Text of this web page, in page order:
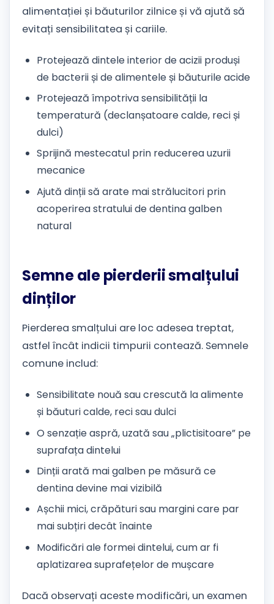
alimentației și băuturilor zilnice și vă ajută să
evitați sensibilitatea și cariile.
Protejează dintele interior de acizii produși
de bacterii și de alimentele și băuturile acide
Protejează împotriva sensibilității la
temperatură (declanșatoare calde, reci și
dulci)
Sprijină mestecatul prin reducerea uzurii
mecanice
Ajută dinții să arate mai strălucitori prin
acoperirea stratului de dentina galben
natural
Semne ale pierderii smalțului
dinților
Pierderea smalțului are loc adesea treptat,
astfel încât indicii timpurii contează. Semnele
comune includ:
Sensibilitate nouă sau crescută la alimente
și băuturi calde, reci sau dulci
O senzație aspră, uzată sau „plictisitoare” pe
suprafața dintelui
Dinții arată mai galben pe măsură ce
dentina devine mai vizibilă
Așchii mici, crăpături sau margini care par
mai subțiri decât înainte
Modificări ale formei dintelui, cum ar fi
aplatizarea suprafețelor de mușcare
Dacă observați aceste modificări, un examen